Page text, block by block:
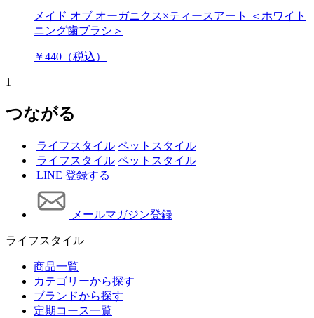
メイド オブ オーガニクス×ティースアート ＜ホワイト
ニング歯ブラシ＞
￥440（税込）
1
つながる
ライフスタイル ペットスタイル
ライフスタイル ペットスタイル
LINE 登録する
メールマガジン登録
ライフスタイル
商品一覧
カテゴリーから探す
ブランドから探す
定期コース一覧